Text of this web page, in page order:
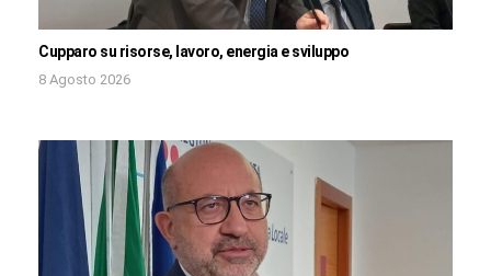
Cupparo su risorse, lavoro, energia e sviluppo
8 Agosto 2026